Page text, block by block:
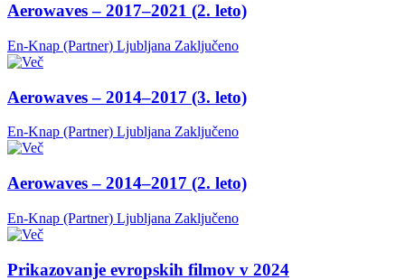
Aerowaves – 2017–2021 (2. leto)
En-Knap (Partner) Ljubljana Zaključeno
Aerowaves – 2014–2017 (3. leto)
En-Knap (Partner) Ljubljana Zaključeno
Aerowaves – 2014–2017 (2. leto)
En-Knap (Partner) Ljubljana Zaključeno
Prikazovanje evropskih filmov v 2024